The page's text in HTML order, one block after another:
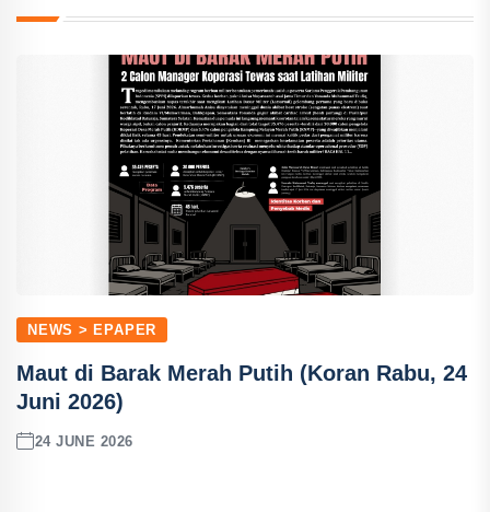
NEWS > EPAPER
Maut di Barak Merah Putih (Koran Rabu, 24
Juni 2026)
24 JUNE 2026